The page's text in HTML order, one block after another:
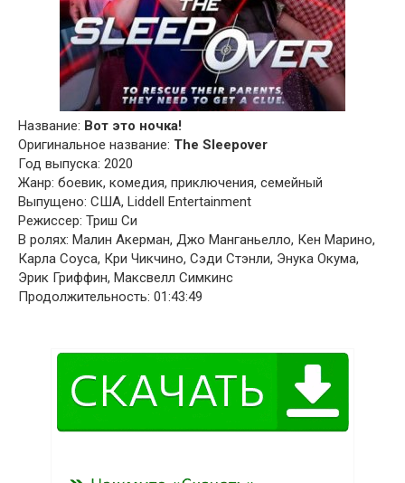
Название: Вот это ночка!
Оригинальное название: The Sleepover
Год выпуска: 2020
Жанр: боевик, комедия, приключения, семейный
Выпущено: США, Liddell Entertainment
Режиссер: Триш Си
В ролях: Малин Акерман, Джо Манганьелло, Кен Марино,
Карла Соуса, Кри Чикчино, Сэди Стэнли, Энука Окума,
Эрик Гриффин, Максвелл Симкинс
Продолжительность: 01:43:49